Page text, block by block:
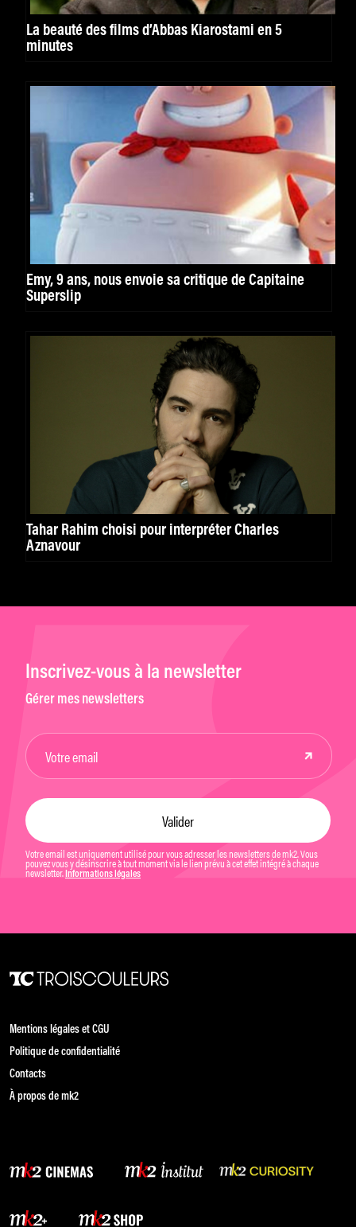
La beauté des films d’Abbas Kiarostami en 5
minutes
Emy, 9 ans, nous envoie sa critique de Capitaine
Superslip
Tahar Rahim choisi pour interpréter Charles
Aznavour
Inscrivez-vous à la newsletter
Gérer mes newsletters
Votre email est uniquement utilisé pour vous adresser les newsletters de mk2. Vous
pouvez vous y désinscrire à tout moment via le lien prévu à cet effet intégré à chaque
newsletter. Informations légales
Mentions légales et CGU
Politique de confidentialité
Contacts
À propos de mk2